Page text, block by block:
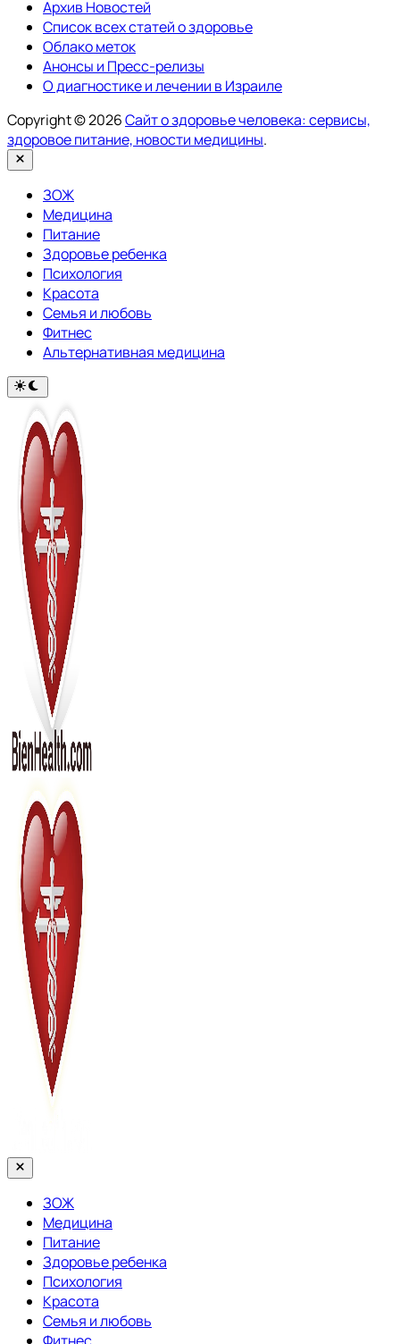
Архив Новостей
Список всех статей о здоровье
Облако меток
Анонсы и Пресс-релизы
О диагностике и лечении в Израиле
Copyright © 2026Сайт о здоровье человека: сервисы,
здоровое питание, новости медицины.
Закрыть
ЗОЖ
Медицина
Питание
Здоровье ребенка
Психология
Красота
Семья и любовь
Фитнес
Альтернативная медицина
Переключить
на
тёмный
режим
Закрыть
меню
ЗОЖ
Медицина
Питание
Здоровье ребенка
Психология
Красота
Семья и любовь